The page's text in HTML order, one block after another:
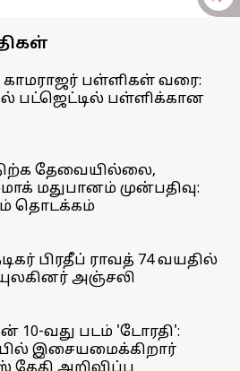
காமராஜர் பள்ளிகள் வரை:
பட்ஜெட்டில் பள்ளிக்கான
தேவையில்லை,
மதுபானம் முன்பதிவு:
தொடக்கம்
பிரதீப் ராவத் 74 வயதில்
அஞ்சலி
10-வது படம் 'டோரதி':
இசையமைக்கிறார்